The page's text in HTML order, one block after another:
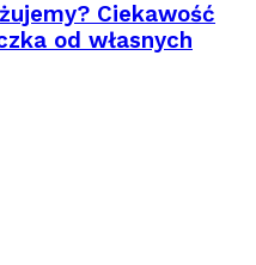
Ciekawość
od własnych